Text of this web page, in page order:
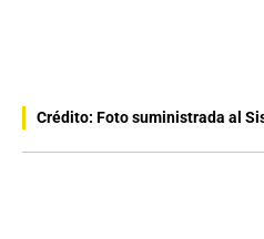
Crédito: Foto suministrada al